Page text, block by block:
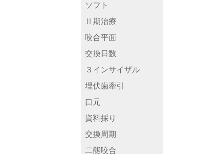
ソフト
Ⅱ期治療
咬合平面
交換日数
３インサイザル
埋伏歯牽引
口元
資料採り
交換周期
二態咬合